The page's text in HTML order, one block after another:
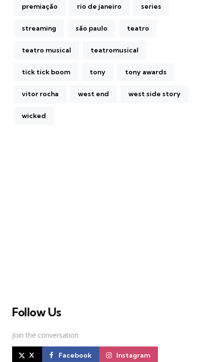
premiação rio de janeiro series
streaming são paulo teatro
teatro musical teatromusical
tick tick boom tony tony awards
vitor rocha west end west side story
wicked
Follow Us
Join the conversation
X Facebook Instagram